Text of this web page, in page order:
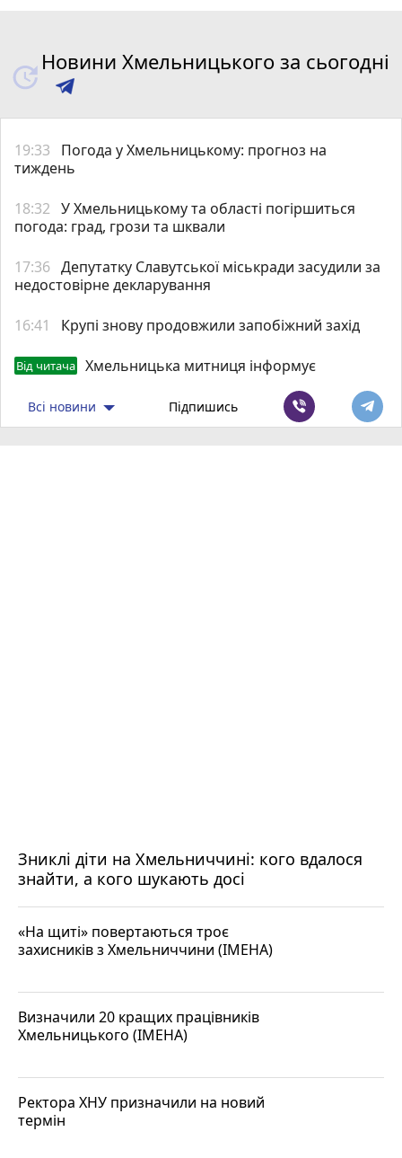
Новини Хмельницького за сьогодні
19:33
Погода у Хмельницькому: прогноз на
тиждень
18:32 У Хмельницькому та області погіршиться
погода: град, грози та шквали
17:36 Депутатку Славутської міськради засудили за
недостовірне декларування
16:41 Крупі знову продовжили запобіжний захід
Від читача Хмельницька митниця інформує
Всі новини Підпишись
Зниклі діти на Хмельниччині: кого вдалося
знайти, а кого шукають досі
«На щиті» повертаються троє
захисників з Хмельниччини (ІМЕНА)
Визначили 20 кращих працівників
Хмельницького (ІМЕНА)
Ректора ХНУ призначили на новий
термін